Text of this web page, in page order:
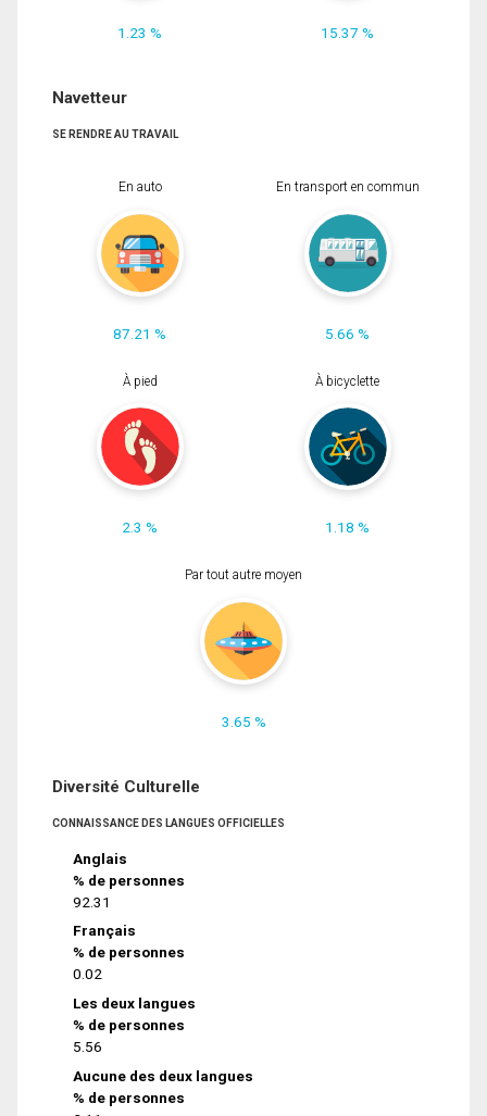
1.23 % 15.37 %
Navetteur
SE RENDRE AU TRAVAIL
En auto
87.21 %
En transport en commun
5.66 %
À pied
2.3 %
À bicyclette
1.18 %
Par tout autre moyen
3.65 %
Diversité Culturelle
CONNAISSANCE DES LANGUES OFFICIELLES
Anglais
% de personnes
92.31
Français
% de personnes
0.02
Les deux langues
% de personnes
5.56
Aucune des deux langues
% de personnes